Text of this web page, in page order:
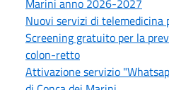
Marini anno 2026-2027
Nuovi servizi di telemedicina
Screening gratuito per la
colon-retto
Attivazione servizio